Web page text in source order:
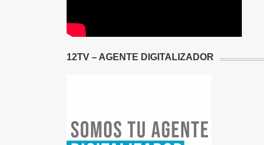
12TV – AGENTE DIGITALIZADOR